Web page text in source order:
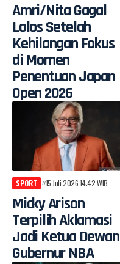
Amri/Nita Gagal
Lolos Setelah
Kehilangan Fokus
di Momen
Penentuan Japan
Open 2026
SPORT 15 Juli 2026 14:42 WIB
Micky Arison
Terpilih Aklamasi
Jadi Ketua Dewan
Gubernur NBA